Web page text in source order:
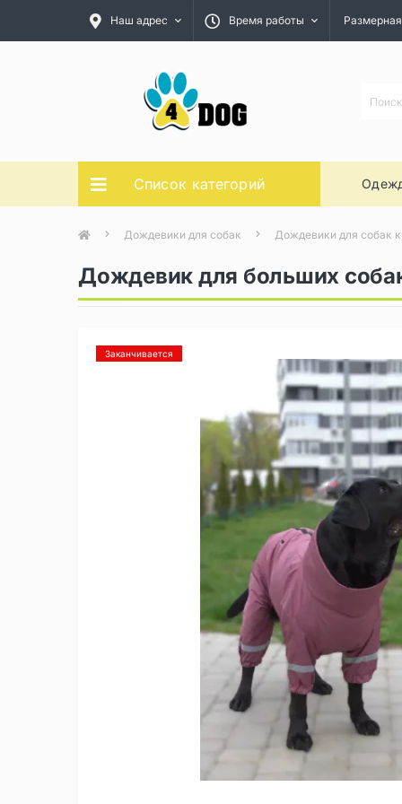
Наш адрес Время работы
Список категорий
Дождевики для собак Дождевики для собак
Дождевик для больших
Заканчивается